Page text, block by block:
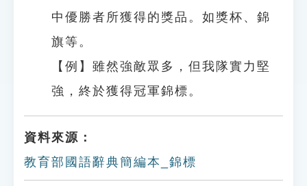
中優勝者所獲得的獎品。如獎杯、錦
旗等。
【例】雖然強敵眾多，但我隊實力堅
強，終於獲得冠軍錦標。
資料來源：
教育部國語辭典簡編本_錦標